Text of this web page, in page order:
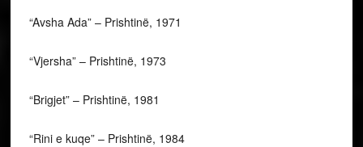
“Avsha Ada” – Prishtinë, 1971
“Vjersha” – Prishtinë, 1973
“Brigjet” – Prishtinë, 1981
“Rini e kuqe” – Prishtinë, 1984